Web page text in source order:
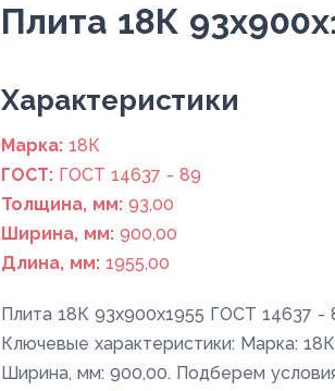
Плита 18К
Xарактеристики
Марка: 18К
ГОСТ: ГОСТ 14637 - 89
Толщина, мм: 93,00
Ширина, мм: 900,00
Длина, мм: 1955,00
Плита 18К 93x900x1955 ГОСТ 14637 -
Ключевые характеристики: Марка:
Ширина, мм: 900,00. Подберем